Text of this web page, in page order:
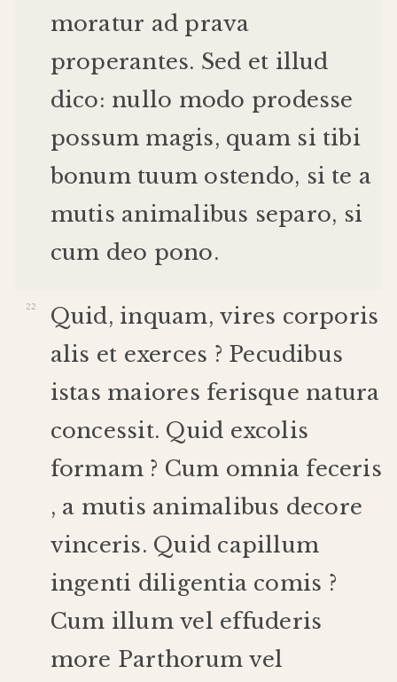
moratur ad prava
properantes. Sed et illud
dico: nullo modo prodesse
possum magis, quam si tibi
bonum tuum ostendo, si te a
mutis animalibus separo, si
cum deo pono.
Quid, inquam,vires corporis
alis et exerces ? Pecudibus
istas maiores ferisque natura
concessit. Quid excolis
formam ? Cum omnia feceris
, a mutis animalibus decore
vinceris. Quid capillum
ingenti diligentia comis ?
Cum illum vel effuderis
more Parthorum vel